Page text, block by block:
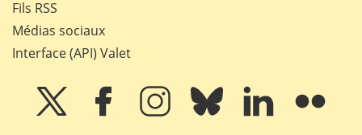
Fils RSS
Médias sociaux
Interface (API) Valet